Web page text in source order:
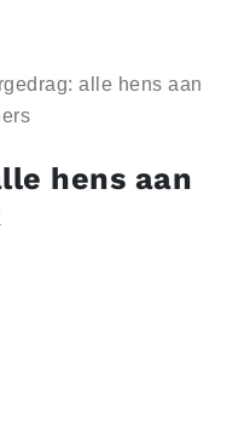
alle hens aan
hens aan